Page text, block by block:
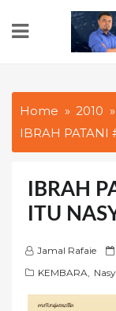
Home 2010
IBRAH PATANI
IBRAH
ITU
Jamal Rafaie
P
KEMBARA,